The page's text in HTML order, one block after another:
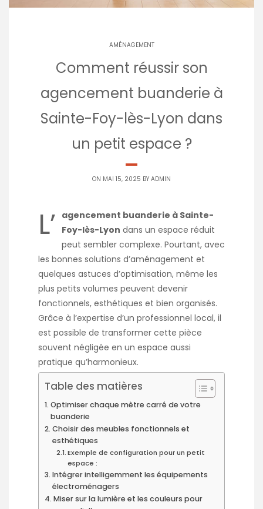
AMÉNAGEMENT
Comment réussir son
agencement buanderie à
Sainte-Foy-lès-Lyon dans
un petit espace ?
ON MAI 15, 2025 BY ADMIN
L’ agencement buanderie à Sainte-
Foy-lès-Lyon dans un espace réduit
peut sembler complexe. Pourtant, avec
les bonnes solutions d’aménagement et
quelques astuces d’optimisation, même les
plus petits volumes peuvent devenir
fonctionnels, esthétiques et bien organisés.
Grâce à l’expertise d’un professionnel local, il
est possible de transformer cette pièce
souvent négligée en un espace aussi
pratique qu’harmonieux.
Table des matières
Optimiser chaque mètre carré de votre
buanderie
Choisir des meubles fonctionnels et
esthétiques
Exemple de configuration pour un petit
espace :
Intégrer intelligemment les équipements
électroménagers
Miser sur la lumière et les couleurs pour